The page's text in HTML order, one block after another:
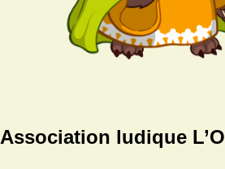
Association ludique